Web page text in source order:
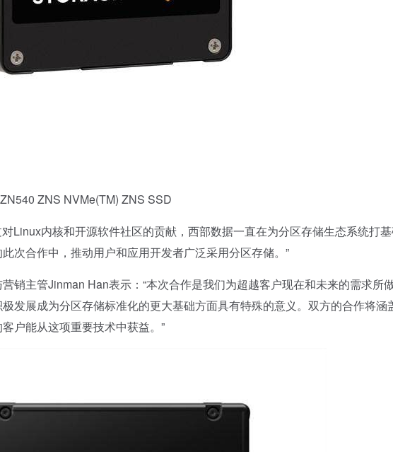
ZNS NVMe(TM) ZNS SSD
内核和开源软件社区的贡献，西部数据一直在为分区存储生态系统打基
次合作中，推动用户和应用开发者广泛采用分区存储。”
主管Jinman Han表示：“本次合作是我们为超越客户现在和未来的需求所
发展成为分区存储标准化的更大基础方面具有特殊的意义。双方的合作将涵
户能从这项重要技术中获益。”